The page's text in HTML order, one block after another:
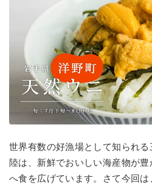
世界有数の好漁場として知られ
陸は、新鮮でおいしい海産物が
へ食を広げています。さて今回